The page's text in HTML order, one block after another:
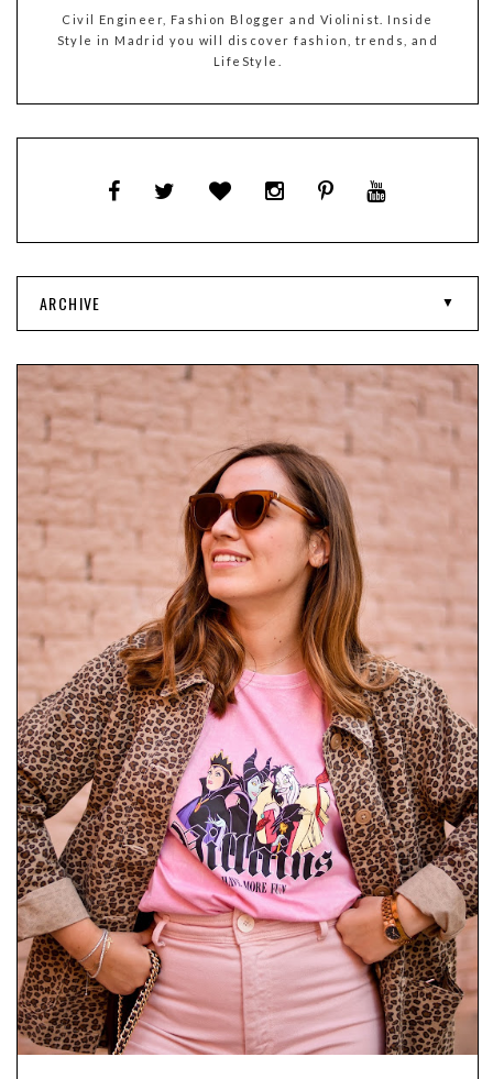
Civil Engineer, Fashion Blogger and Violinist. Inside
Style in Madrid you will discover fashion, trends, and
LifeStyle.
ARCHIVE